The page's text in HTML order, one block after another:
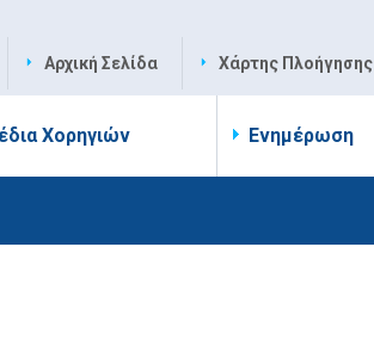
Αρχική Σελίδα Χάρτης Πλοήγησης
Χορηγιών Ενημέρωση